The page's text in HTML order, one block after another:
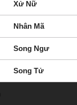
trang
Nghệ sĩ
họa
Vlogger
Xử Nữ
Nhân Mã
Song Ngư
Song Tử